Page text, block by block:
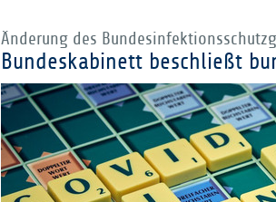
Änderung des
Bundeskabinett beschließt